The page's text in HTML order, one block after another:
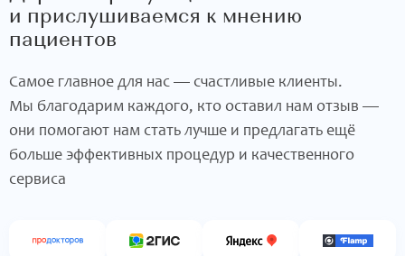
и прислушиваемся к мнению
пациентов
Самое главное для нас — счастливые клиенты.
Мы благодарим каждого, кто оставил нам отзыв —
они помогают нам стать лучше и предлагать ещё
больше эффективных процедур и качественного
сервиса